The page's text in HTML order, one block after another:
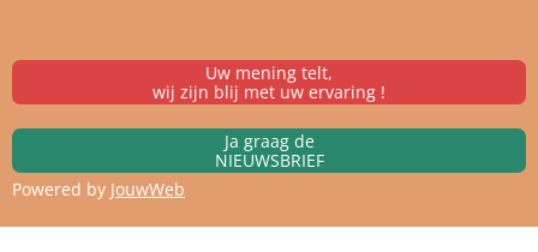
Uw mening telt,
wij zijn blij met uw ervaring !
Ja graag de
NIEUWSBRIEF
Powered by JouwWeb